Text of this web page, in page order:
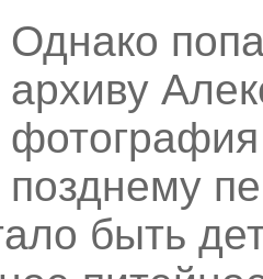
Однако
архиву
позднему
быть